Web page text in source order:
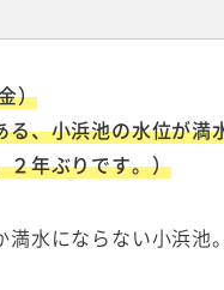
）
る、小浜池の水位が満
２年ぶりです。）
満水にならない小浜